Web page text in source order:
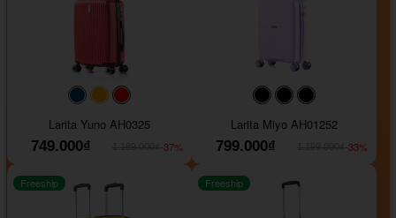
#093f69#ffa500
Larita Yuno AH0325
749.000₫
-37%
#000000#000000
Larita Miyo AH01252
799.000₫
-33%
Freeship Freeship